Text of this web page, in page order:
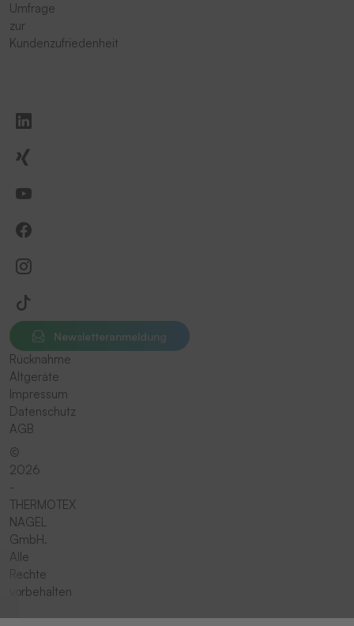
Umfrage
zur
Kundenzufriedenheit
Newsletteranmeldung
Rücknahme
Altgeräte
Impressum
Datenschutz
AGB
©
2026
-
THERMOTEX
NAGEL
GmbH.
Alle
Rechte
vorbehalten